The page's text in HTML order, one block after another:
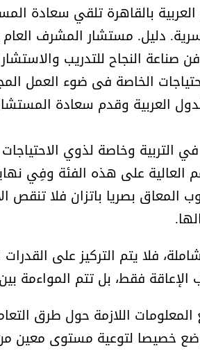
بالقاهرة تلقي سعادة
دليل. مستشار المشرف العام
صناعة النجاح للتدريب
الخاصة فى ضوء العمل
بمقر جامعة الدول العربية وقدم سعادة
وخاصة لذوي الاحتياجات
على هذه الفئة وفِي
المعاق بصريا باتزان فلا تنقص
فلا يتم التركيز على
الإعاقة فقط، بل تتم المواءمة
اللازمة حول طرق
خصيصا لتوعية مستوى معين
مسابقة المشيقح تعلن فرسان
النسخة الخامسة